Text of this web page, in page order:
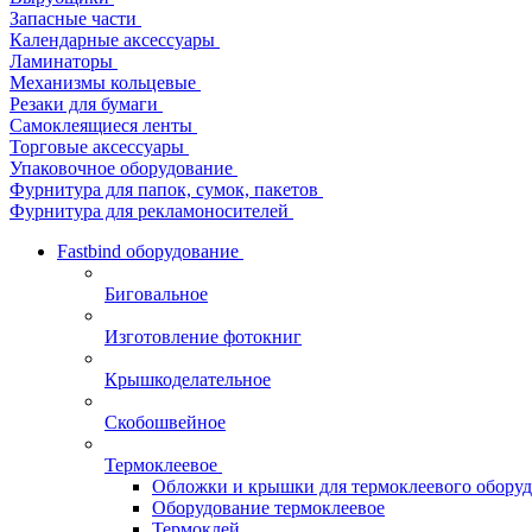
Запасные части
Календарные аксессуары
Ламинаторы
Механизмы кольцевые
Резаки для бумаги
Самоклеящиеся ленты
Торговые аксессуары
Упаковочное оборудование
Фурнитура для папок, сумок, пакетов
Фурнитура для рекламоносителей
Fastbind оборудование
Биговальное
Изготовление фотокниг
Крышкоделательное
Скобошвейное
Термоклеевое
Обложки и крышки для термоклеевого
Оборудование термоклеевое